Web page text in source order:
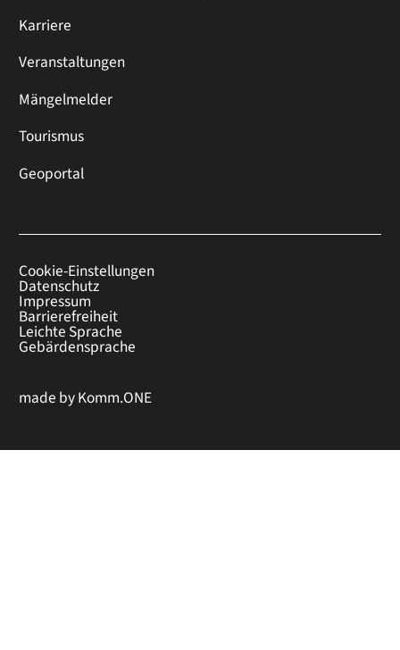
Karriere
Veranstaltungen
Mängelmelder
Tourismus
Geoportal
Cookie-Einstellungen
Datenschutz
Impressum
Barrierefreiheit
Leichte Sprache
Gebärdensprache
made byKomm.ONE